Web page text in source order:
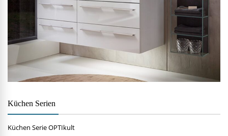
Küchen Serien
Küchen Serie OPTIkult